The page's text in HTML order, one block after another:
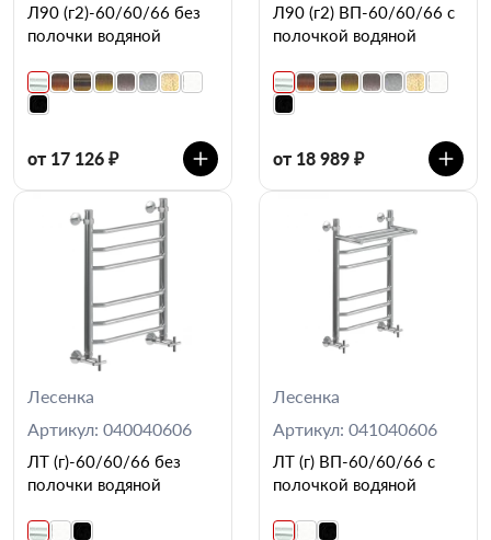
Л90 (г2)-60/60/66 без
полочки водяной
от 17 126 ₽
Л90 (г2) ВП-60/60/66 с
полочкой водяной
от 18 989 ₽
Лесенка
Артикул: 040040606
ЛТ (г)-60/60/66 без
полочки водяной
Лесенка
Артикул: 041040606
ЛТ (г) ВП-60/60/66 с
полочкой водяной